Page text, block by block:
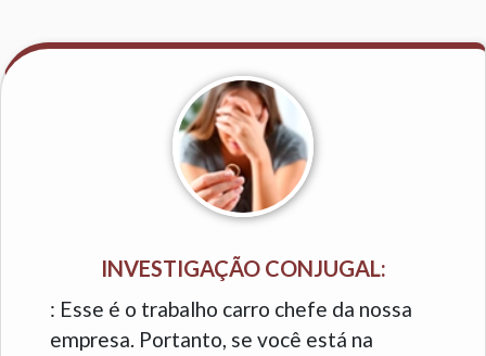
INVESTIGAÇÃO CONJUGAL:
: Esse é o trabalho carro chefe da nossa
empresa. Portanto, se você está na